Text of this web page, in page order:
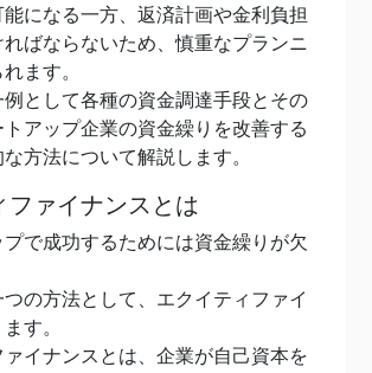
になる一方、返済計画や金利負担
ればならないため、慎重なプランニ
ます。
例として各種の資金調達手段とその
アップ企業の資金繰りを改善する
方法について解説します。
ファイナンスとは
プで成功するためには資金繰りが欠
の方法として、エクイティファイ
す。
イナンスとは、企業が自己資本を